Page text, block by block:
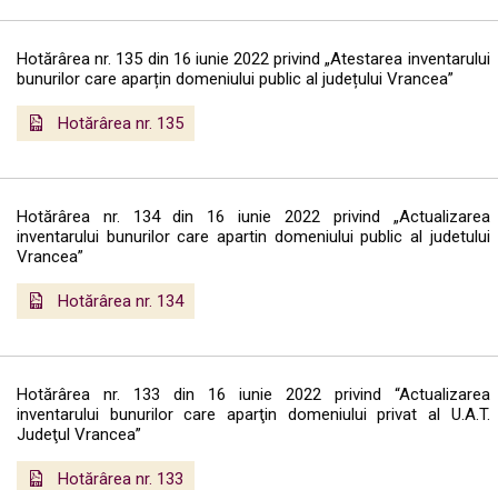
Hotărârea nr. 135 din 16 iunie 2022 privind „Atestarea inventarului
bunurilor care aparțin domeniului public al județului Vrancea”
Hotărârea nr. 135
Hotărârea nr. 134 din 16 iunie 2022 privind „Actualizarea
inventarului bunurilor care apartin domeniului public al judetului
Vrancea”
Hotărârea nr. 134
Hotărârea nr. 133 din 16 iunie 2022 privind “Actualizarea
inventarului bunurilor care aparţin domeniului privat al U.A.T.
Judeţul Vrancea”
Hotărârea nr. 133